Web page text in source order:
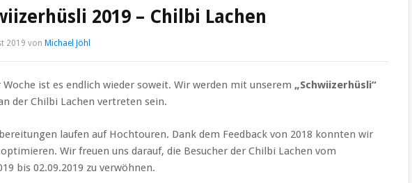
2019 – Chilbi Lachen
2019 von Michael Jöhl
ist es endlich wieder soweit. Wir werden mit unserem „Schwiizerhüsli“
der Chilbi Lachen vertreten sein.
laufen auf Hochtouren. Dank dem Feedback von 2018 konnten wir
Wir freuen uns darauf, die Besucher der Chilbi Lachen vom
bis 02.09.2019 zu verwöhnen.